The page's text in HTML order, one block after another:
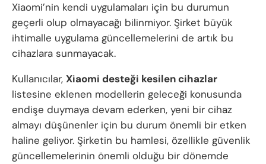
Xiaomi’nin kendi uygulamaları için bu durumun
geçerli olup olmayacağı bilinmiyor. Şirket büyük
ihtimalle uygulama güncellemelerini de artık bu
cihazlara sunmayacak.
Kullanıcılar, Xiaomi desteği kesilen cihazlar
listesine eklenen modellerin geleceği konusunda
endişe duymaya devam ederken, yeni bir cihaz
almayı düşünenler için bu durum önemli bir etken
haline geliyor. Şirketin bu hamlesi, özellikle güvenlik
güncellemelerinin önemli olduğu bir dönemde